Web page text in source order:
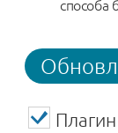
способа